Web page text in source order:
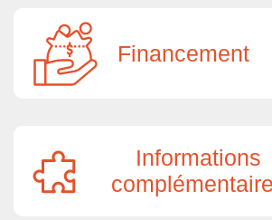
Financement
Informations